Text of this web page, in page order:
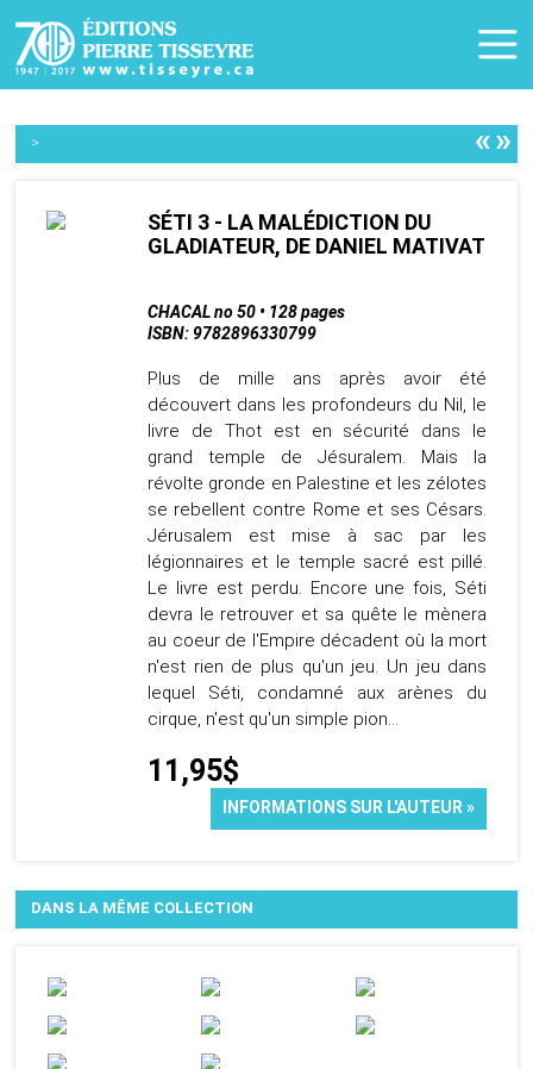
> «»
SÉTI 3 - LA MALÉDICTION DU
GLADIATEUR, DE DANIEL MATIVAT
CHACAL no 50 • 128 pages
ISBN: 9782896330799
Plus de mille ans après avoir été
découvert dans les profondeurs du Nil, le
livre de Thot est en sécurité dans le
grand temple de Jésuralem. Mais la
révolte gronde en Palestine et les zélotes
se rebellent contre Rome et ses Césars.
Jérusalem est mise à sac par les
légionnaires et le temple sacré est pillé.
Le livre est perdu. Encore une fois, Séti
devra le retrouver et sa quête le mènera
au coeur de l'Empire décadent où la mort
n'est rien de plus qu'un jeu. Un jeu dans
lequel Séti, condamné aux arènes du
cirque, n'est qu'un simple pion...
11,95$
INFORMATIONS SUR L'AUTEUR »
DANS LA MÊME COLLECTION